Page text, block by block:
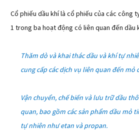
Cổ phiếu dầu khí là cổ phiếu của các công
1 trong ba hoạt động có liên quan đến dầu
Thăm dò và khai thác dầu và khí tự
cung cấp các dịch vụ liên quan đến mỏ
Vận chuyển, chế biến và lưu trữ dầu
quan, bao gồm các sản phẩm dầu mỏ
tự nhiên như etan và propan.